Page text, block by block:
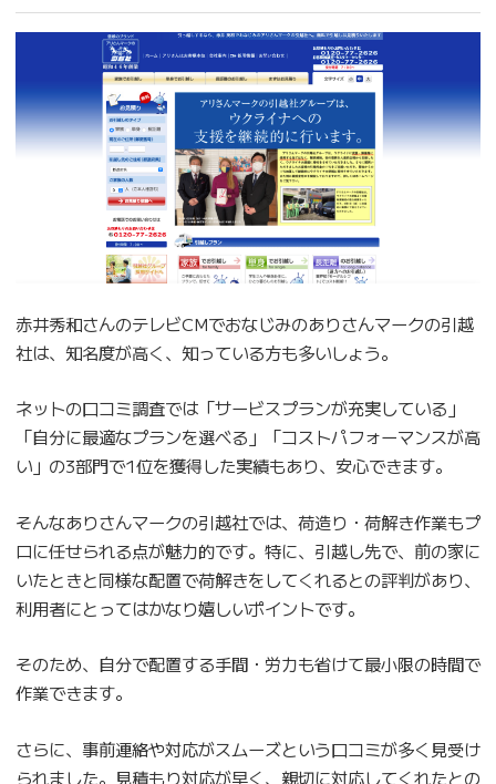
赤井秀和さんのテレビCMでおなじみのありさんマークの引越
社は、知名度が高く、知っている方も多いしょう。
ネットの口コミ調査では「サービスプランが充実している」
「自分に最適なプランを選べる」「コストパフォーマンスが高
い」の3部門で1位を獲得した実績もあり、安心できます。
そんなありさんマークの引越社では、荷造り・荷解き作業もプ
ロに任せられる点が魅力的です。特に、引越し先で、前の家に
いたときと同様な配置で荷解きをしてくれるとの評判があり、
利用者にとってはかなり嬉しいポイントです。
そのため、自分で配置する手間・労力も省けて最小限の時間で
作業できます。
さらに、事前連絡や対応がスムーズという口コミが多く見受け
られました。見積もり対応が早く、親切に対応してくれたとの